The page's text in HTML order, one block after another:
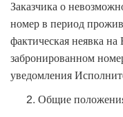
Заказчика о
номер в период
фактическая неявка
забронированном
уведомления
Общие